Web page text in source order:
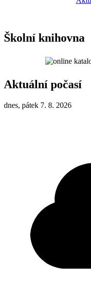
Školní knihovna
Aktuální počasí
dnes, pátek 7. 8. 2026